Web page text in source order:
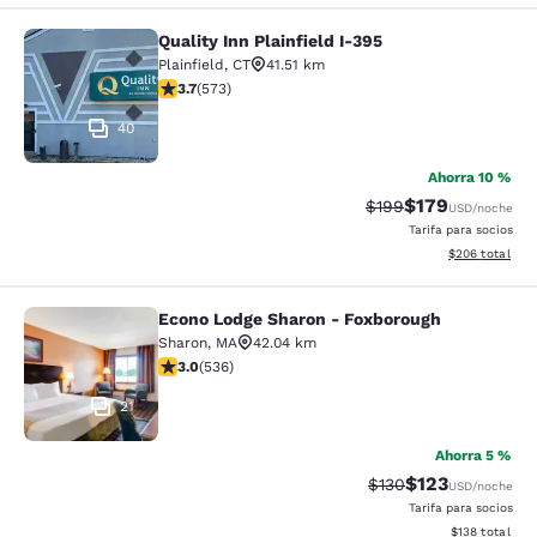
Quality Inn Plainfield I-395
40
Quality Inn Plainfield I-395
Plainfield, CT
41.51 km
calificación de 3.68 estrellas. Bueno. 573 reseñas
3.7(573)
Ahorra 10 %
Precio tachado:
$199Precio con
$179USD/noche
Tarifa para socios
Ver detalles
$206 total
Econo Lodge Sharon - Foxborough
21
Econo Lodge Sharon - Foxborough
Sharon, MA
42.04 km
calificación de 3.01 estrellas. Feria. 536 reseñas
3.0(536)
Ahorra 5 %
Precio tachado:
$130Precio con
$123USD/noche
Tarifa para socios
Ver detalles
$138 total